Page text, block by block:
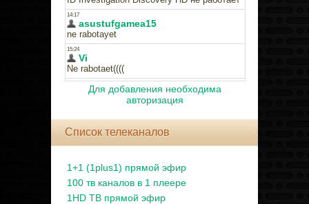
Для добавления необходима
авторизация
Список телеканалов
1+1 (1plus1) прямой эфир
100 тв каналов в 1 плеере
1HD ТВ прямой эфир